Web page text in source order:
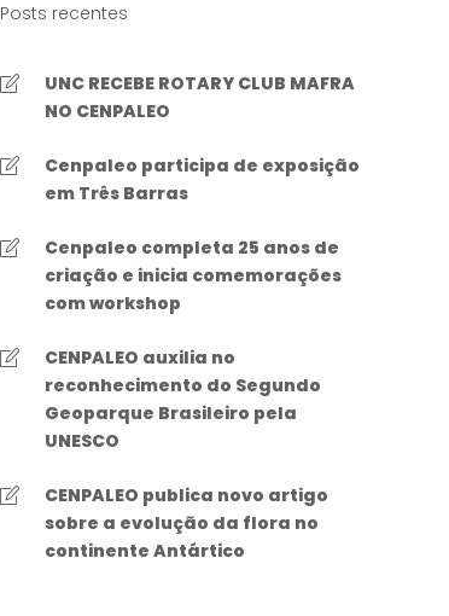
Posts recentes
UNC RECEBE ROTARY CLUB MAFRA
NO CENPALEO
Cenpaleo participa de exposição
em Três Barras
Cenpaleo completa 25 anos de
criação e inicia comemorações
com workshop
CENPALEO auxilia no
reconhecimento do Segundo
Geoparque Brasileiro pela
UNESCO
CENPALEO publica novo artigo
sobre a evolução da flora no
continente Antártico